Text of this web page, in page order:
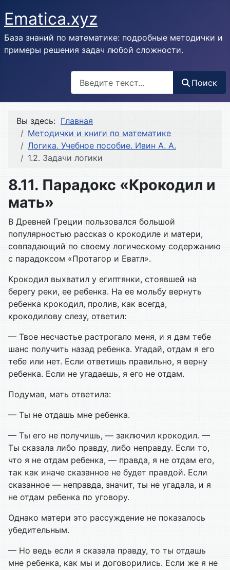
Ematica.xyz
База знаний по математике: подробные методички и
примеры решения задач любой сложности.
Поиск
Вы здесь: Главная
Методички и книги по математике
Логика. Учебное пособие. Ивин А. А.
1.2. Задачи логики
8.11. Парадокс «Крокодил и
мать»
В Древней Греции пользовался большой
популярностью рассказ о крокодиле и матери,
совпадающий по своему логическому содержанию
с парадоксом «Протагор и Еватл».
Крокодил выхватил у египтянки, стоявшей на
берегу реки, ее ребенка. На ее мольбу вернуть
ребенка крокодил, пролив, как всегда,
крокодилову слезу, ответил:
— Твое несчастье растрогало меня, и я дам тебе
шанс получить назад ребенка. Угадай, отдам я его
тебе или нет. Если ответишь правильно, я верну
ребенка. Если не угадаешь, я его не отдам.
Подумав, мать ответила:
— Ты не отдашь мне ребенка.
— Ты его не получишь, — заключил крокодил. —
Ты сказала либо правду, либо неправду. Если то,
что я не отдам ребенка, — правда, я не отдам его,
так как иначе сказанное не будет правдой. Если
сказанное — неправда, значит, ты не угадала, и я
не отдам ребенка по уговору.
Однако матери это рассуждение не показалось
убедительным.
— Но ведь если я сказала правду, то ты отдашь
мне ребенка, как мы и договорились. Если же я не